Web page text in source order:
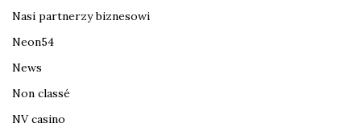
Nasi partnerzy biznesowi
Neon54
News
Non classé
NV casino